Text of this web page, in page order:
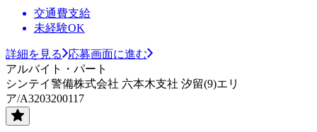
交通費支給
未経験OK
詳細を見る
応募画面に進む
アルバイト・パート
シンテイ警備株式会社 六本木支社 汐留(9)エリ
ア/A3203200117